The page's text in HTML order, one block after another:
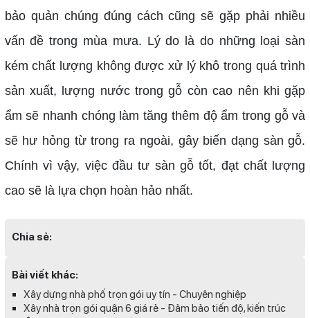
bảo quản chúng đúng cách cũng sẽ gặp phải nhiều
vấn đề trong mùa mưa. Lý do là do những loại sàn
kém chất lượng không được xử lý khô trong quá trình
sản xuất, lượng nước trong gỗ còn cao nên khi gặp
ẩm sẽ nhanh chóng làm tăng thêm độ ẩm trong gỗ và
sẽ hư hỏng từ trong ra ngoài, gây biến dạng sàn gỗ.
Chính vì vậy, việc đầu tư sàn gỗ tốt, đạt chất lượng
cao sẽ là lựa chọn hoàn hảo nhất.
Chia sẻ:
Bài viết khác:
Xây dựng nhà phố trọn gói uy tín - Chuyên nghiệp
Xây nhà trọn gói quận 6 giá rẻ - Đảm bảo tiến độ, kiến trúc